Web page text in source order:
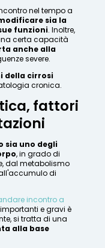
nel tempo a
sia la
funzioni. Inoltre,
certa capacità
anche alla
severe.
della cirrosi
cronica.
fattori
sia uno degli
, in grado di
dal metabolismo
di
incontro a
e gravi è
si tratta di una
alla base